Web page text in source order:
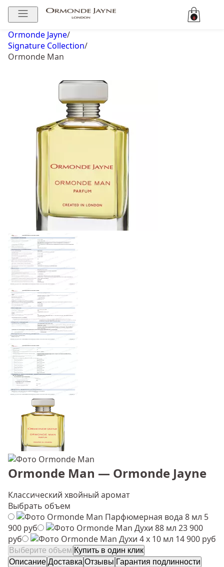
0
Ormonde Jayne/
Signature Collection/
Ormonde Man
Ormonde Man — Ormonde Jayne
Классический хвойный аромат
Выбрать объем
Парфюмерная вода 8 мл 5
900 руб
Духи 88 мл 23 900
руб
Духи 4 х 10 мл 14 900 руб
Выберите объем Купить в один клик
Описание Доставка Отзывы Гарантия подлинности